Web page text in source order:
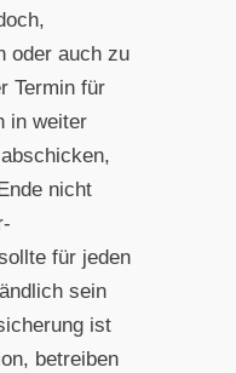
oder auch zu
Termin für
in weiter
nicht
für jeden
sein
ist
betreiben